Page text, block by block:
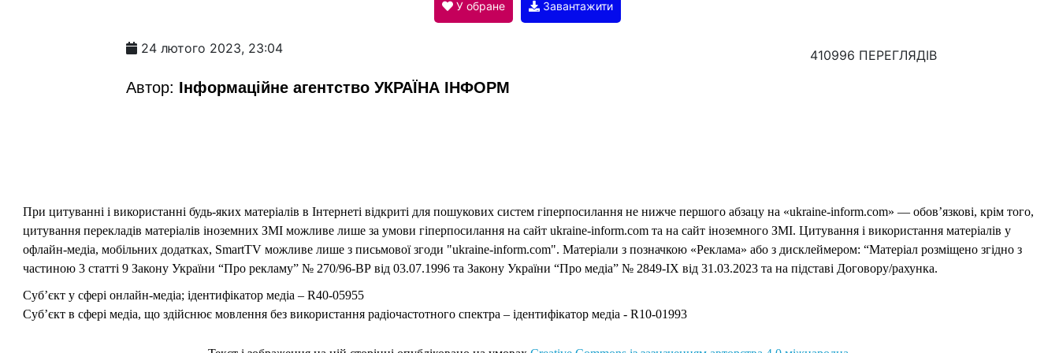
o
У обране Завантажити
24 лютого 2023, 23:04 410996 ПЕРЕГЛЯДІВ
Автор: Інформаційне агентство УКРАЇНА ІНФОРМ
При цитуванні і використанні будь-яких матеріалів в Інтернеті відкриті для пошукових систем гіперпосилання не нижче першого абзацу на «ukraine-inform.com» — обов’язкові, крім того,
цитування перекладів матеріалів іноземних ЗМІ можливе лише за умови гіперпосилання на сайт ukraine-inform.com та на сайт іноземного ЗМІ. Цитування і використання матеріалів у
офлайн-медіа, мобільних додатках, SmartTV можливе лише з письмової згоди "ukraine-inform.com". Матеріали з позначкою «Реклама» або з дисклеймером: “Матеріал розміщено згідно з
частиною 3 статті 9 Закону України “Про рекламу” № 270/96-ВР від 03.07.1996 та Закону України “Про медіа” № 2849-IX від 31.03.2023 та на підставі Договору/рахунка.
Суб’єкт у сфері онлайн-медіа; ідентифікатор медіа – R40-05955
Суб’єкт в сфері медіа, що здійснює мовлення без використання радіочастотного спектра – ідентифікатор медіа - R10-01993